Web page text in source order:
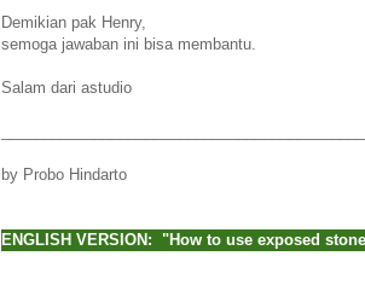
Demikian pak Henry,
semoga jawaban ini bisa membantu.
Salam dari astudio
by Probo Hindarto
ENGLISH VERSION: "How to use exposed